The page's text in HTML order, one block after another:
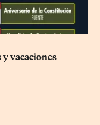
y vacaciones